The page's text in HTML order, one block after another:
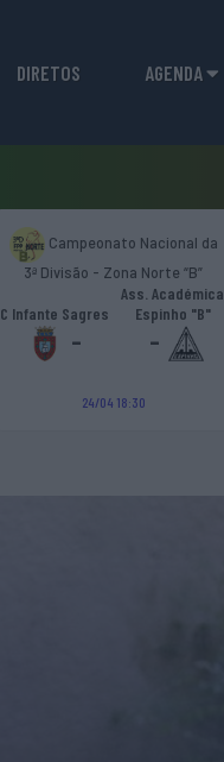
DIRETOS AGENDA
Campeonato Nacional da
3ª Divisão - Zona Norte “B”
C Infante Sagres
-
Ass. Académica
Espinho "B"
-
24/04 18:30